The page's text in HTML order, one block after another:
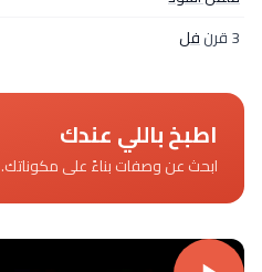
3 قرن
فل
اطبخ باللي عندك
ابحث عن وصفات بناءً على مكوناتك.